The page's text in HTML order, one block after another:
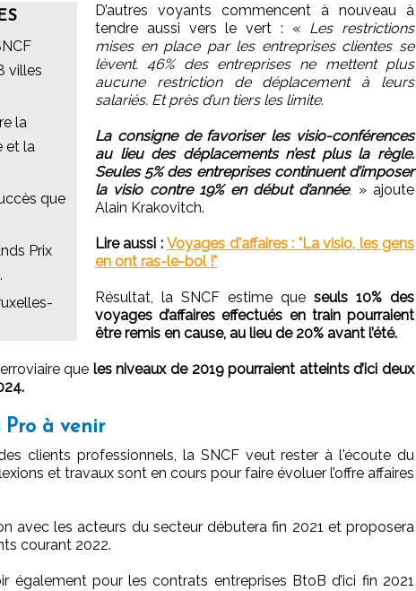
villes
la
et la
que
Prix
D’autres voyants commencent à nouveau à
tendre aussi vers le vert : « Les restrictions
mises en place par les entreprises clientes se
lèvent. 46% des entreprises ne mettent plus
aucune restriction de déplacement à leurs
salariés. Et près d’un tiers les limite.
La consigne de favoriser les visio-conférences
au lieu des déplacements n’est plus la règle.
Seules 5% des entreprises continuent d’imposer
la visio contre 19% en début d’année. » ajoute
Alain Krakovitch.
Lire aussi : Voyages d'affaires : "La visio, les gens
en ont ras-le-bol !"
Résultat, la SNCF estime que seuls 10% des
voyages d’affaires effectués en train pourraient
être remis en cause, au lieu de 20% avant l’été.
que les niveaux de 2019 pourraient atteints d’ici deux
Pro à venir
clients professionnels, la SNCF veut rester à l'écoute du
et travaux sont en cours pour faire évoluer l’offre affaires
avec les acteurs du secteur débutera fin 2021 et proposera
courant 2022.
également pour les contrats entreprises BtoB d’ici fin 2021